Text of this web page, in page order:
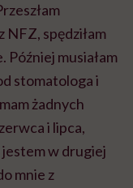
spędziłam
Później musiałam
stomatologa i
żadnych
i lipca,
jestem w drugiej
mnie z